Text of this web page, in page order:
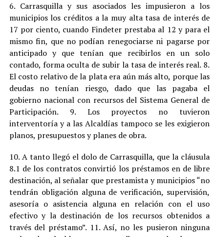
6. Carrasquilla y sus asociados les impusieron a los
municipios los créditos a la muy alta tasa de interés de
17 por ciento, cuando Findeter prestaba al 12 y para el
mismo fin, que no podían renegociarse ni pagarse por
anticipado y que tenían que recibirlos en un solo
contado, forma oculta de subir la tasa de interés real. 8.
El costo relativo de la plata era aún más alto, porque las
deudas no tenían riesgo, dado que las pagaba el
gobierno nacional con recursos del Sistema General de
Participación. 9. Los proyectos no tuvieron
interventoría y a las Alcaldías tampoco se les exigieron
planos, presupuestos y planes de obra.
10. A tanto llegó el dolo de Carrasquilla, que la cláusula
8.1 de los contratos convirtió los préstamos en de libre
destinación, al señalar que prestamista y municipios “no
tendrán obligación alguna de verificación, supervisión,
asesoría o asistencia alguna en relación con el uso
efectivo y la destinación de los recursos obtenidos a
través del préstamo”. 11. Así, no les pusieron ninguna